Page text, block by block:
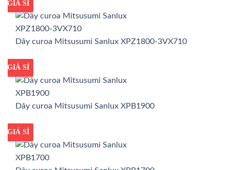
GIÁ TỐT
GIÁ SỈ
Dây curoa Mitsusumi Sanlux XPZ1800-3VX710
GIÁ TỐT
GIÁ SỈ
Dây curoa Mitsusumi Sanlux XPB1900
GIÁ TỐT
GIÁ SỈ